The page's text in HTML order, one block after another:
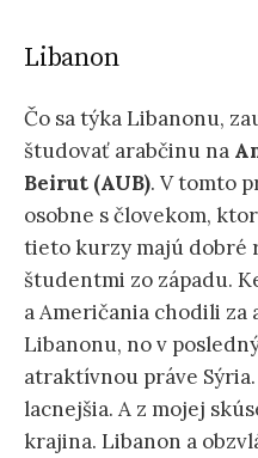
Libanon
Čo sa týka Libanonu,
študovať arabčinu na
Beirut (AUB). V tomto
osobne s človekom,
tieto kurzy majú dobré
študentmi zo západu.
a Američania chodili
Libanonu, no v
atraktívnou práve
lacnejšia. A z mojej
krajina. Libanon a